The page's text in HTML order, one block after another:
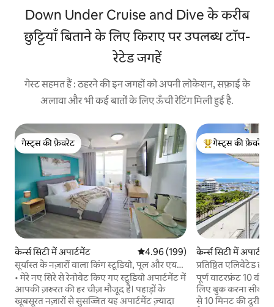
Down Under Cruise and Dive के करीब
छुट्टियाँ बिताने के लिए किराए पर उपलब्ध टॉप-
रेटेड जगहें
गेस्ट सहमत हैं : ठहरने की इन जगहों को अपनी लोकेशन, सफ़ाई के
अलावा और भी कई बातों के लिए ऊँची रेटिंग मिली हुई है.
गेस्ट्स की फ़ेवरेट
गेस्ट्स की फ़ेवरेट
केर्न्स सिटी में अपार्टमेंट औसत रेटिंग 5 में से 4.96, 199 समीक्षाएँ
4.96 (199)
सूर्यास्त के नज़ारों वाला किंग स्टूडियो, पूल और एयर
कंडीशनर
• मेरे नए सिरे से रेनोवेट किए गए स्टूडियो अपार्टमेंट में
आपकी ज़रूरत की हर चीज़ मौजूद है। पहाड़ों के
खूबसूरत नज़ारों से सुसज्जित यह अपार्टमेंट ज़्यादा
गेस्ट्स का टॉप फ़ेवरेट
गेस्ट्स की फ़ेवरेट
केर्न्स सिटी में अपार्टमेंट
प्रतिष्ठित एलिवेटेड
पूर्ण वाटरफ्रंट 10 वीं
लिए बुक करना सीबीडी के
से 10 मिनट की दूरी